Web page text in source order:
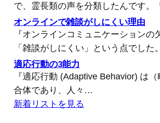
で、霊長類の声を分類したんです。
オンラインで雑談がしにくい理由
『オンラインコミュニケーション
「雑談がしにくい」という点でし
適応行動の3能力
『適応行動 (Adaptive Behavior) は
合体であり、人々…
新着リストを見る